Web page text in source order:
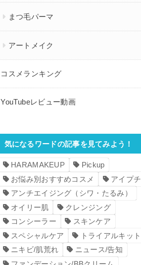
まつ毛パーマ
アートメイク
コスメランキング
YouTubeレビュー動画
気になるワードの記事を見てみよう！
HARAMAKEUP
Pickup
お悩み別おすすめコスメ
アイプチ
アンチエイジング（シワ・たるみ）
オイリー肌
クレンジング
コンシーラー
スキンケア
スペシャルケア
トライアルキット
ニキビ/肌荒れ
ニュース/告知